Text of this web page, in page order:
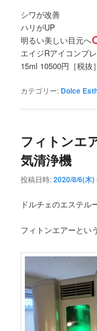
シワが改善
ハリがUP
明るい美しい目元へ
エイジRアイコンプ
15ml 10500円［税抜］
カテゴリー: Dolce
フィトンエ
気清浄機
投稿日時:2020/8/6(木)
ドルチェのエステル
フィトンエアーとい